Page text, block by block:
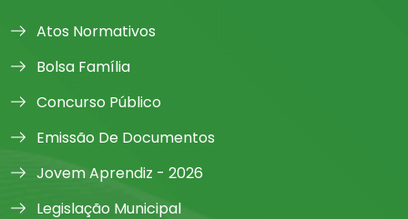
Atos Normativos
Bolsa Família
Concurso Público
Emissão De Documentos
Jovem Aprendiz - 2026
Legislação Municipal